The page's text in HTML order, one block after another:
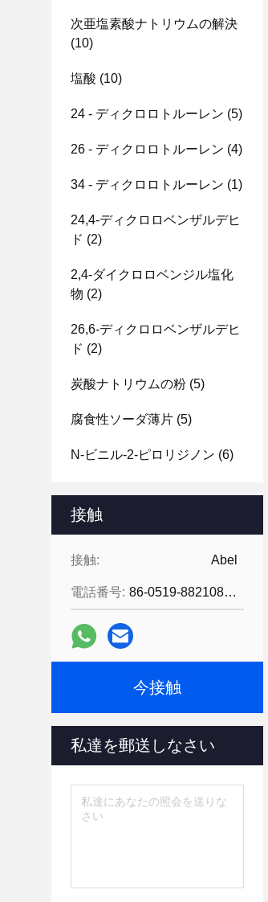
次亜塩素酸ナトリウムの解決
(10)
塩酸 (10)
24 - ディクロロトルーレン (5)
26 - ディクロロトルーレン (4)
34 - ディクロロトルーレン (1)
24,4-ディクロロベンザルデヒ
ド (2)
2,4-ダイクロロベンジル塩化
物 (2)
26,6-ディクロロベンザルデヒ
ド (2)
炭酸ナトリウムの粉 (5)
腐食性ソーダ薄片 (5)
N-ビニル-2-ピロリジノン (6)
接触
接触: Abel
電話番号: 86-0519-88210855
今接触
私達を郵送しなさい